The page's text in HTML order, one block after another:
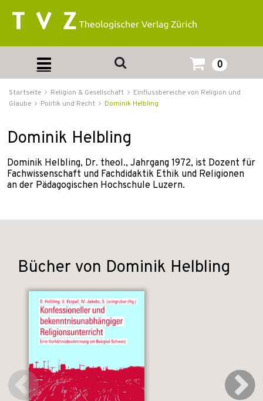
0
Startseite Religion & Gesellschaft
Einflussbereiche von Religion und
Glaube
Politik und Recht Dominik Helbling
Dominik Helbling
Dominik Helbling, Dr. theol., Jahrgang 1972, ist Dozent für
Fachwissenschaft und Fachdidaktik Ethik und Religionen
an der Pädagogischen Hochschule Luzern.
Bücher von Dominik Helbling